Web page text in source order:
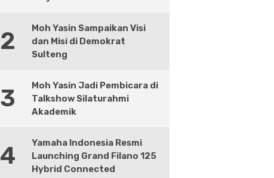
2
Moh Yasin Sampaikan Visi
dan Misi di Demokrat
Sulteng
3
Moh Yasin Jadi Pembicara di
Talkshow Silaturahmi
Akademik
4
Yamaha Indonesia Resmi
Launching Grand Filano 125
Hybrid Connected